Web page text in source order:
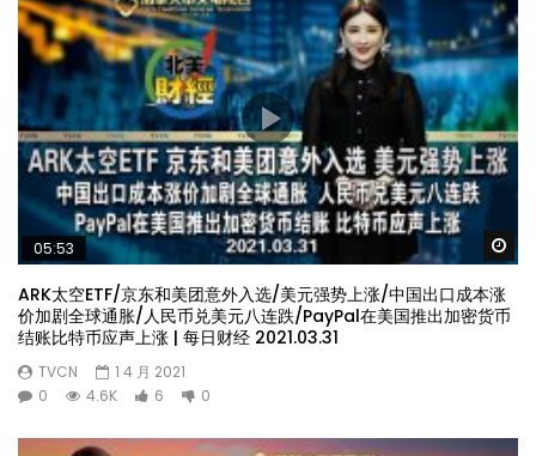
05:53
ARK太空ETF/京东和美团意外入选/美元强势上涨/中国出口成本涨
价加剧全球通胀/人民币兑美元八连跌/PayPal在美国推出加密货币
结账比特币应声上涨 | 每日财经 2021.03.31
TVCN
1 4 月 2021
0
4.6K 6 0